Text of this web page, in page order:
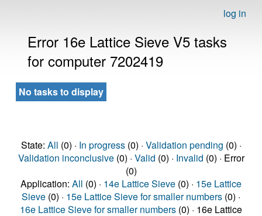
log in
Error 16e Lattice Sieve V5 tasks
for computer 7202419
No tasks to display
State: All (0) · In progress(0) · Validation pending (0) ·
Validation inconclusive(0) · Valid (0) · Invalid (0) · Error
(0)
Application: All (0) · 14e Lattice Sieve (0) · 15e Lattice
Sieve (0) · 15e Lattice Sieve for smaller numbers (0) ·
16e Lattice Sieve for smaller numbers (0) · 16e Lattice